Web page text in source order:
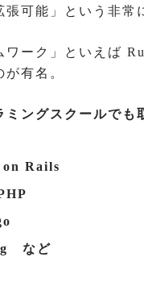
張可能」という非常
ワーク」といえば
が有名。
ミングスクールで
Rails
など